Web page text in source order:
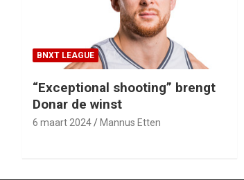
BNXT LEAGUE
“Exceptional shooting” brengt
Donar de winst
6 maart 2024 Mannus Etten